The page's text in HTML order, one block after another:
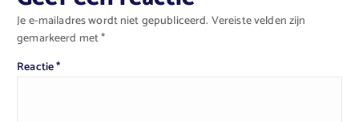
Je e-mailadres wordt niet gepubliceerd. Vereiste velden zijn
gemarkeerd met*
Reactie*